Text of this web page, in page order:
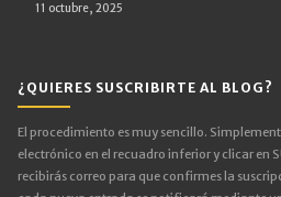
11 octubre, 2025
¿QUIERES SUSCRIBIRTE AL BLOG?
El procedimiento es muy sencillo.
electrónico en el recuadro inferior y clicar en
recibirás correo para que confirmes la